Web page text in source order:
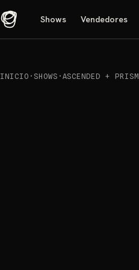
Shows Vendedores
INICIO · SHOWS · ASCENDED +